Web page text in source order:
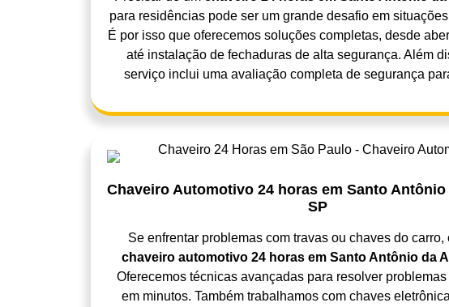
para residências pode ser um grande desafio em
É por isso que oferecemos soluções completas, desde
até instalação de fechaduras de alta segurança. Além
serviço inclui uma avaliação completa de segurança
Chaveiro Automotivo 24 horas em Santo
SP
Se enfrentar problemas com travas ou chaves do carro,
chaveiro automotivo 24 horas em Santo Antônio da
Oferecemos técnicas avançadas para resolver
em minutos. Também trabalhamos com chaves